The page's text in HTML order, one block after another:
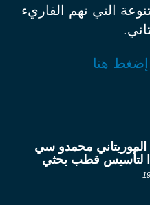
التي تهم القاريء
إضغط هنا
الموريتاني محمدو سي
لتأسيس قطب بحثي